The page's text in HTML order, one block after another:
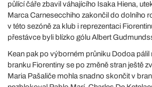
půlící čáře zbavil váhajícího Isaka Hiena,
Marca Carnesecchiho zakončil do dolního
v této sezóně za klub i reprezentaci
přestávce byli blízko gólu Albert
Kean pak po výborném průniku Dodoa pálil
branku Fiorentiny se po změně stran ještě
Maria Pašaliče mohla snadno skončit v